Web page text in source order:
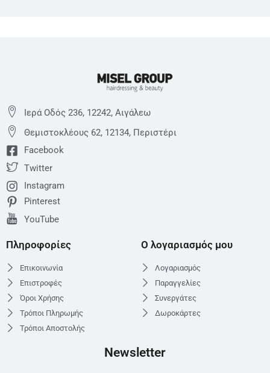
Ιερά Οδός 236, 12242, Αιγάλεω
Θεμιστoκλέους 62, 12134, Περιστέρι
Facebook
Twitter
Instagram
Pinterest
YouTube
Πληροφορίες
Επικοινωνία
Επιστροφές
Όροι Χρήσης
Τρόποι Πληρωμής
Τρόποι Αποστολής
Ο λογαριασμός μου
Λογαριασμός
Παραγγελίες
Συνεργάτες
Δωροκάρτες
Newsletter